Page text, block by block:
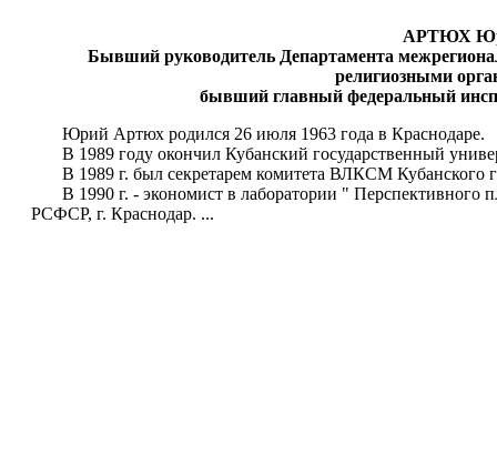
АРТЮХ
Бывший руководитель Департамента
религиозными
бывший главный федеральный
Юрий Артюх родился 26 июля 1963 года в Краснодаре.
В 1989 году окончил Кубанский государственный
В 1989 г. был секретарем комитета ВЛКСМ Кубанского
В 1990 г. - экономист в лаборатории " Перспективного
РСФСР, г. Краснодар. ...